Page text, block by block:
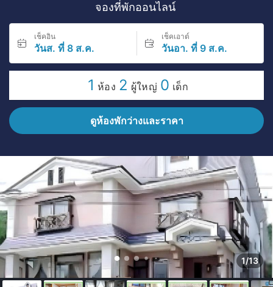
จองที่พักออนไลน์
เช็คอิน
วันส. ที่ 8 ส.ค.
เช็คเอาต์
วันอา. ที่ 9 ส.ค.
1 ห้อง 2 ผู้ใหญ่ 0 เด็ก
ดูห้องพักว่างและราคา
1/13